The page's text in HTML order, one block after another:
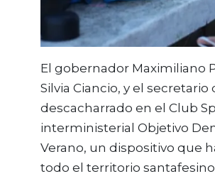
El gobernador Maximiliano
Silvia Ciancio, y el
descacharrado en el Club
interministerial Objetivo
Verano, un dispositivo que
todo el territorio